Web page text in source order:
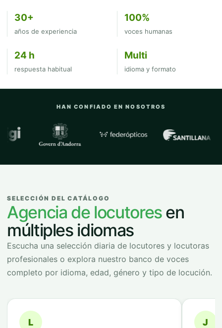
30+
años de experiencia
100%
voces humanas
24 h
respuesta habitual
Multi
idioma y formato
HAN CONFIADO EN NOSOTROS
Empresas y organizaciones con las
SELECCIÓN DEL CATÁLOGO
Agencia de locutoresen
múltiples idiomas
Escucha una selección diaria de locutores y locutoras
profesionales o explora nuestro banco de voces
completo por idioma, edad, género y tipo de locución.
L J